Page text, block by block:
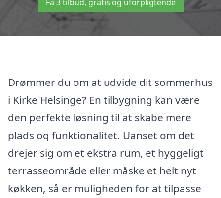
Få 3 tilbud, gratis og uforpligtende
Drømmer du om at udvide dit sommerhus
i Kirke Helsinge? En tilbygning kan være
den perfekte løsning til at skabe mere
plads og funktionalitet. Uanset om det
drejer sig om et ekstra rum, et hyggeligt
terrasseområde eller måske et helt nyt
køkken, så er muligheden for at tilpasse